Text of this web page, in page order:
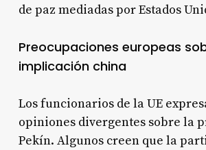
de paz mediadas por Estados
Preocupaciones europeas
implicación china
Los funcionarios de la UE
opiniones divergentes sobre la
Pekín. Algunos creen que la